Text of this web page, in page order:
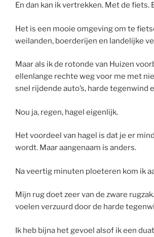
En dan kan ik vertrekken. Met de fiets.
Het is een mooie omgeving om te
weilanden, boerderijen en landelijke
Maar als ik de rotonde van Huizen
ellenlange rechte weg voor me met
snel rijdende auto’s, harde tegenwind
Nou ja, regen, hagel eigenlijk.
Het voordeel van hagel is dat je er
wordt. Maar aangenaam is anders.
Na veertig minuten ploeteren kom ik
Mijn rug doet zeer van de zware
voelen verzuurd door de harde
Ik heb bijna het gevoel alsof ik een